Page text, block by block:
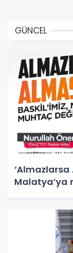
GÜNCEL
‘Almazlarsa
Malatya’ya